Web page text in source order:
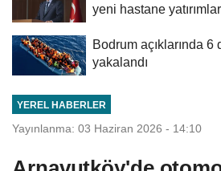
yeni hastane
Bodrum açıklarında
yakalandı
YEREL HABERLER
Yayınlanma: 03 Haziran 2026 - 14:10